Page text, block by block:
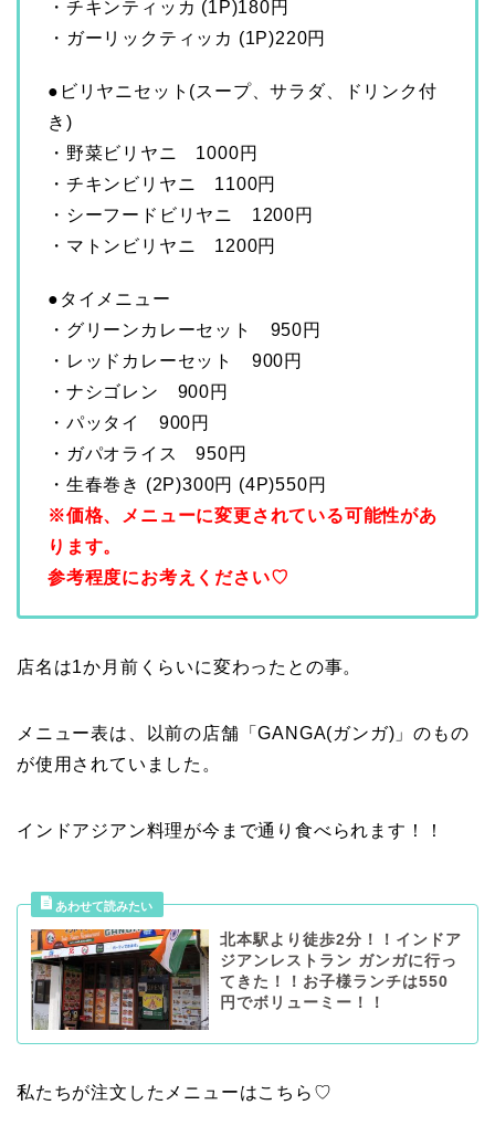
・チキンティッカ (1P)180円
・ガーリックティッカ (1P)220円
●ビリヤニセット(スープ、サラダ、ドリンク付
き)
・野菜ビリヤニ 1000円
・チキンビリヤニ 1100円
・シーフードビリヤニ 1200円
・マトンビリヤニ 1200円
●タイメニュー
・グリーンカレーセット 950円
・レッドカレーセット 900円
・ナシゴレン 900円
・パッタイ 900円
・ガパオライス 950円
・生春巻き (2P)300円 (4P)550円
※価格、メニューに変更されている可能性があ
ります。
参考程度にお考えください♡
店名は1か月前くらいに変わったとの事。
メニュー表は、以前の店舗「GANGA(ガンガ)」のもの
が使用されていました。
インドアジアン料理が今まで通り食べられます！！
北本駅より徒歩2分！！インドア
ジアンレストラン ガンガに行っ
てきた！！お子様ランチは550
円でボリューミー！！
私たちが注文したメニューはこちら♡